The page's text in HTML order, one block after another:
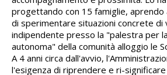
progettando con 15 famiglie, aprendo
di sperimentare situazioni concrete di
indipendente presso la "palestra per
autonoma" della comunità alloggio le
A 4 anni circa dall'avvio,
l'esigenza di riprendere e ri-